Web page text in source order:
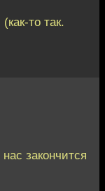
то так.
закончится